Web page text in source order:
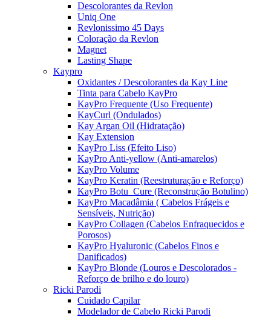
Descolorantes da Revlon
Uniq One
Revlonissimo 45 Days
Coloração da Revlon
Magnet
Lasting Shape
Kaypro
Oxidantes / Descolorantes da Kay Line
Tinta para Cabelo KayPro
KayPro Frequente (Uso Frequente)
KayCurl (Ondulados)
Kay Argan Oil (Hidratação)
Kay Extension
KayPro Liss (Efeito Liso)
KayPro Anti-yellow (Anti-amarelos)
KayPro Volume
KayPro Keratin (Reestruturação e Reforço)
KayPro Botu_Cure (Reconstrução Botulino)
KayPro Macadâmia ( Cabelos Frágeis e
Sensíveis, Nutrição)
KayPro Collagen (Cabelos Enfraquecidos e
Porosos)
KayPro Hyaluronic (Cabelos Finos e
Danificados)
KayPro Blonde (Louros e Descolorados -
Reforço de brilho e do louro)
Ricki Parodi
Cuidado Capilar
Modelador de Cabelo Ricki Parodi